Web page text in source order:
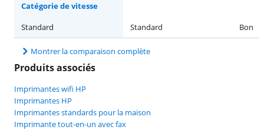
Catégorie de vitesse
Standard
Standard Bon
Montrer la comparaison complète
Produits associés
Imprimantes wifi HP
Imprimantes HP
Imprimantes standards pour la maison
Imprimante tout-en-un avec fax